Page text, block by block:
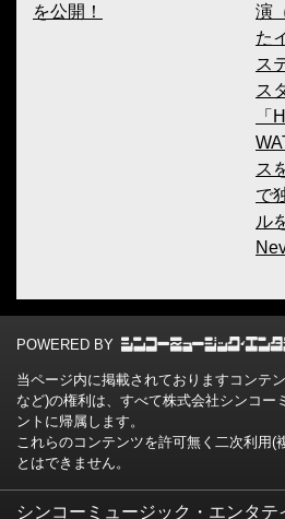
を公開！
演
た
ス
ス
「
ス
で
ル
POWERED BY
当ページ内に掲載されておりますコンテ
など)の権利は、すべて株式会社シンコー
ントに帰属します。
これらのコンテンツを許可無く二次利用(
とはできません。
シンコーミュージック・エンタテ